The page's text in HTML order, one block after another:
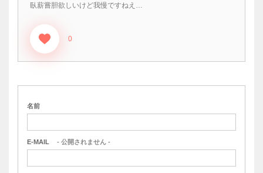
臥薪嘗胆欲しいけど我慢ですねえ…
0
名前
E-MAIL - 公開されません -